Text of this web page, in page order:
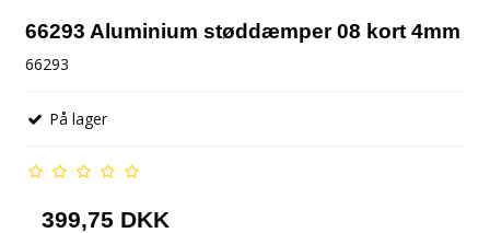
66293 Aluminium støddæmper 08 kort 4mm
66293
På lager
399,75 DKK